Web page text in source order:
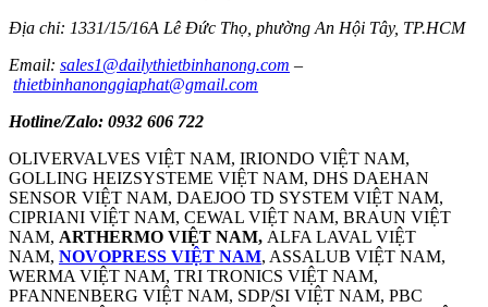
Địa chỉ: 1331/15/16A Lê Đức Thọ, phường An Hội Tây, TP.HCM
Email: sales1@dailythietbinhanong.com –
thietbinhanonggiaphat@gmail.com
Hotline/Zalo: 0932 606 722
OLIVERVALVES VIỆT NAM, IRIONDO VIỆT NAM,
GOLLING HEIZSYSTEME VIỆT NAM, DHS DAEHAN
SENSOR VIỆT NAM, DAEJOO TD SYSTEM VIỆT NAM,
CIPRIANI VIỆT NAM, CEWAL VIỆT NAM, BRAUN VIỆT
NAM, ARTHERMO VIỆT NAM, ALFA LAVAL VIỆT
NAM, NOVOPRESS VIỆT NAM, ASSALUB VIỆT NAM,
WERMA VIỆT NAM, TRI TRONICS VIỆT NAM,
PFANNENBERG VIỆT NAM, SDP/SI VIỆT NAM, PBC